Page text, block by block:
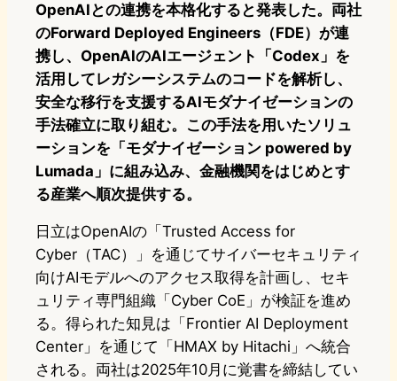
OpenAIとの連携を本格化すると発表した。両社
のForward Deployed Engineers（FDE）が連
携し、OpenAIのAIエージェント「Codex」を
活用してレガシーシステムのコードを解析し、
安全な移行を支援するAIモダナイゼーションの
手法確立に取り組む。この手法を用いたソリュ
ーションを「モダナイゼーション powered by
Lumada」に組み込み、金融機関をはじめとす
る産業へ順次提供する。
日立はOpenAIの「Trusted Access for
Cyber（TAC）」を通じてサイバーセキュリティ
向けAIモデルへのアクセス取得を計画し、セキ
ュリティ専門組織「Cyber CoE」が検証を進め
る。得られた知見は「Frontier AI Deployment
Center」を通じて「HMAX by Hitachi」へ統合
される。両社は2025年10月に覚書を締結してい